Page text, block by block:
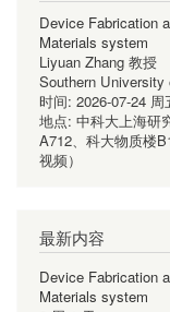
Device Fabrication
Materials system
Liyuan Zhang 教授
Southern University
时间: 2026-07-24 周
地点: 中科大上海研
A712、科大物质楼
视频）
最新内容
Device Fabrication
Materials system